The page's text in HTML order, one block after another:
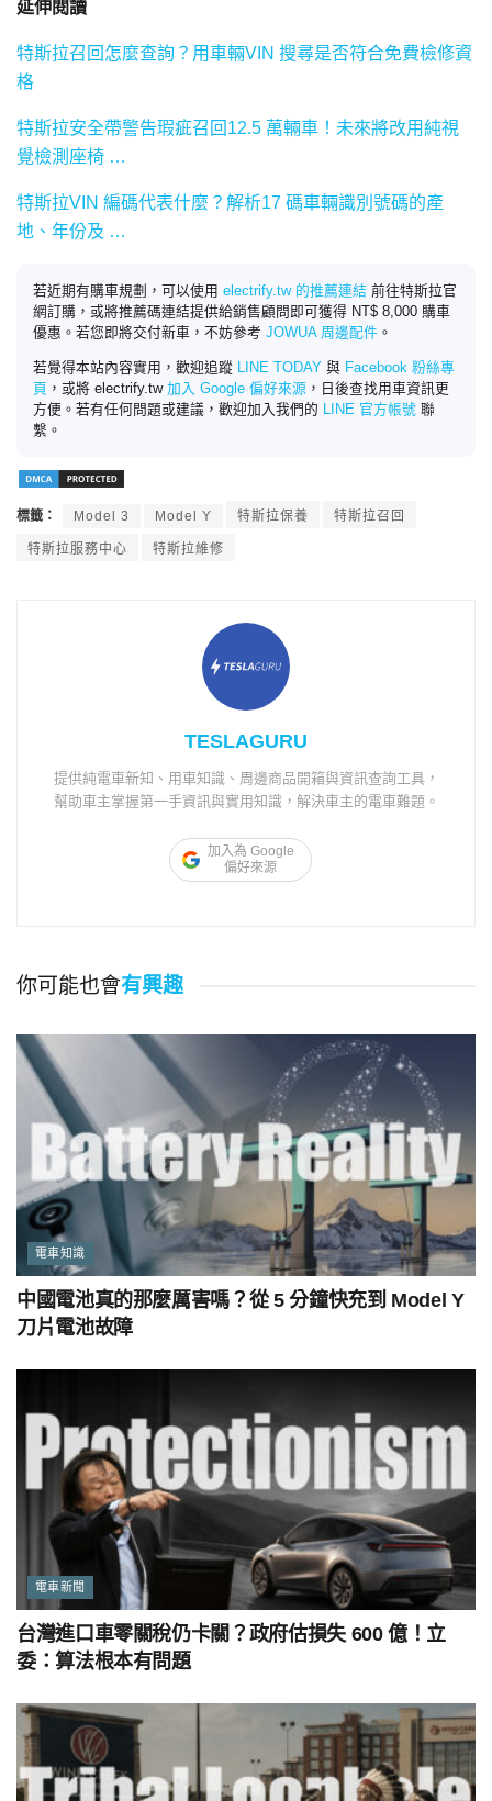
延伸閱讀
特斯拉召回怎麼查詢？用車輛VIN 搜尋是否符合免費檢修資
格
特斯拉安全帶警告瑕疵召回12.5 萬輛車！未來將改用純視
覺檢測座椅 …
特斯拉VIN 編碼代表什麼？解析17 碼車輛識別號碼的產
地、年份及 …
若近期有購車規劃，可以使用 electrify.tw 的推薦連結 前往特斯拉官
網訂購，或將推薦碼連結提供給銷售顧問即可獲得 NT$ 8,000 購車
優惠。若您即將交付新車，不妨參考 JOWUA 周邊配件 。
若覺得本站內容實用，歡迎追蹤 LINE TODAY 與 Facebook 粉絲專
頁 ，或將 electrify.tw 加入 Google 偏好來源 ，日後查找用車資訊更
方便。若有任何問題或建議，歡迎加入我們的
LINE 官方帳號 聯
繫。
標籤： Model 3 Model Y 特斯拉保養 特斯拉召回
特斯拉服務中心 特斯拉維修
TESLAGURU
提供純電車新知、用車知識、周邊商品開箱與資訊查詢工具，
幫助車主掌握第一手資訊與實用知識，解決車主的電車難題。
加入為 Google
偏好來源
你可能也會有興趣
電車知識
中國電池真的那麼厲害嗎？從 5 分鐘快充到 Model Y
刀片電池故障
電車新聞
台灣進口車零關稅仍卡關？政府估損失 600 億！立
委：算法根本有問題